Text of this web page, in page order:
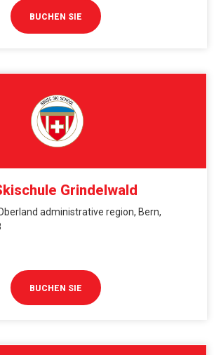
BUCHEN SIE
Grindelwald
administrative region, Bern,
BUCHEN SIE